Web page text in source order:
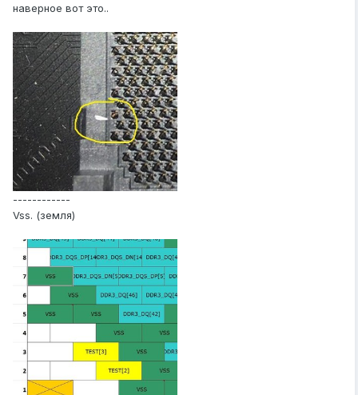
наверное вот это..
------------
Vss. (земля)